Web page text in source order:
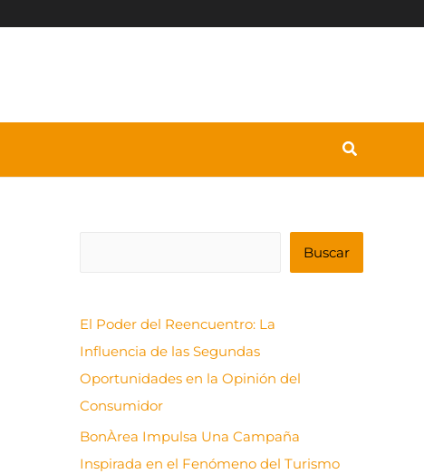
c
a
r
Buscar
El Poder del Reencuentro: La
Influencia de las Segundas
Oportunidades en la Opinión del
Consumidor
BonÀrea Impulsa Una Campaña
Inspirada en el Fenómeno del Turismo